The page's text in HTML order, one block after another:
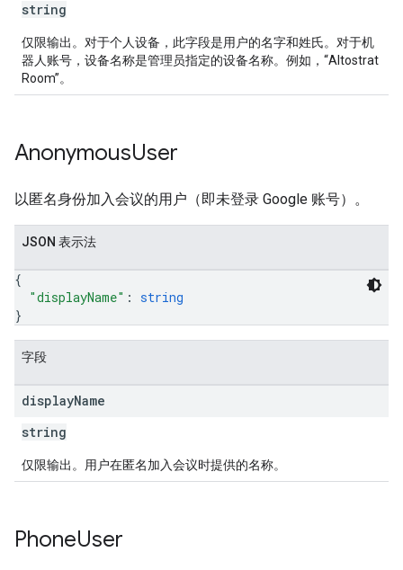
string
仅限输出。对于个人设备，此字段是用户的名字和姓氏。对于机
器人账号，设备名称是管理员指定的设备名称。例如，“Altostrat
Room”。
AnonymousUser
以匿名身份加入会议的用户（即未登录 Google 账号）。
JSON 表示法
{
"displayName" : string
}
字段
displayName
string
仅限输出。用户在匿名加入会议时提供的名称。
PhoneUser